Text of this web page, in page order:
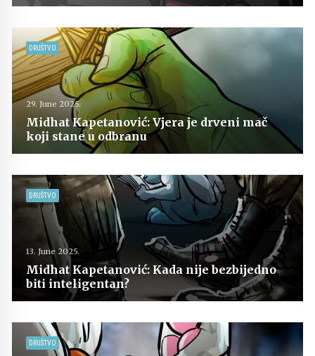
DRUŠTVO
29. June 2025.
Midhat Kapetanović: Vjera je drveni mač
koji stane u odbranu
DRUŠTVO
13. June 2025.
Midhat Kapetanović: Kada nije bezbijedno
biti inteligentan?
DRUŠTVO